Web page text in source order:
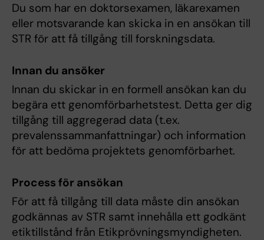
Du som har en doktorsexamen, läkarexamen
eller motsvarande kan skicka in en ansökan till
STR för att få tillgång till forskningsdata.
Innan du ansöker
Innan du skickar in en formell ansökan kan du
begära ett genomförbarhetstest. Detta ger dig
tillgång till aggregerad data (t.ex.
prevalenssammanfattningar) och information
för att bedöma projektets genomförbarhet.
Process för ansökan
För att få tillgång till data måste din ansökan
godkännas av STR samt innehålla ett godkänt
etiktillstånd från Etikprövningsmyndigheten.